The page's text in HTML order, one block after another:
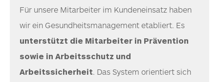
Für unsere Mitarbeiter im Kundeneinsatz haben
wir ein Gesundheitsmanagement etabliert. Es
unterstützt die Mitarbeiter in Prävention
sowie in Arbeitsschutz und
Arbeitssicherheit. Das System orientiert sich